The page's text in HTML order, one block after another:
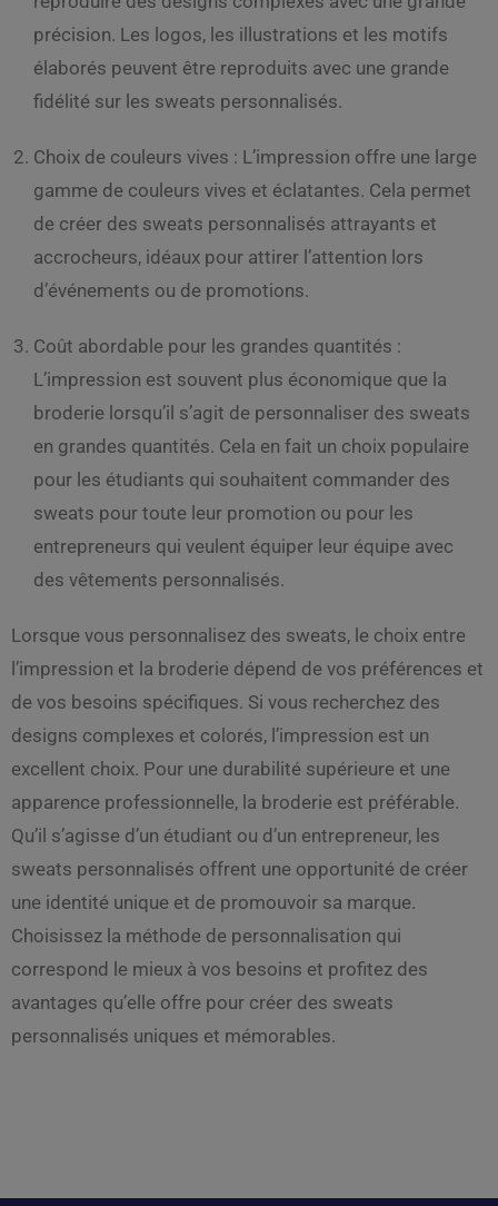
précision. Les logos, les illustrations et les motifs
élaborés peuvent être reproduits avec une grande
fidélité sur les sweats personnalisés.
Choix de couleurs vives : L’impression offre une large
gamme de couleurs vives et éclatantes. Cela permet
de créer des sweats personnalisés attrayants et
accrocheurs, idéaux pour attirer l’attention lors
d’événements ou de promotions.
Coût abordable pour les grandes quantités :
L’impression est souvent plus économique que la
broderie lorsqu’il s’agit de personnaliser des sweats
en grandes quantités. Cela en fait un choix populaire
pour les étudiants qui souhaitent commander des
sweats pour toute leur promotion ou pour les
entrepreneurs qui veulent équiper leur équipe avec
des vêtements personnalisés.
Lorsque vous personnalisez des sweats, le choix entre
l’impression et la broderie dépend de vos préférences et
de vos besoins spécifiques. Si vous recherchez des
designs complexes et colorés, l’impression est un
excellent choix. Pour une durabilité supérieure et une
apparence professionnelle, la broderie est préférable.
Qu’il s’agisse d’un étudiant ou d’un entrepreneur, les
sweats personnalisés offrent une opportunité de créer
une identité unique et de promouvoir sa marque.
Choisissez la méthode de personnalisation qui
correspond le mieux à vos besoins et profitez des
avantages qu’elle offre pour créer des sweats
personnalisés uniques et mémorables.